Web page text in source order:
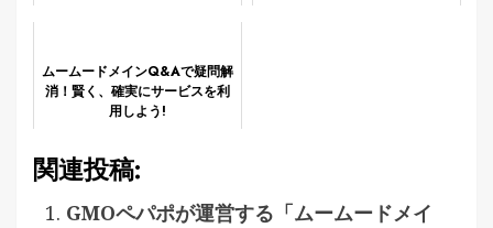
ムームードメインQ&Aで疑問解
消！賢く、確実にサービスを利
用しよう!
関連投稿:
GMOペパポが運営する「ムームードメイ